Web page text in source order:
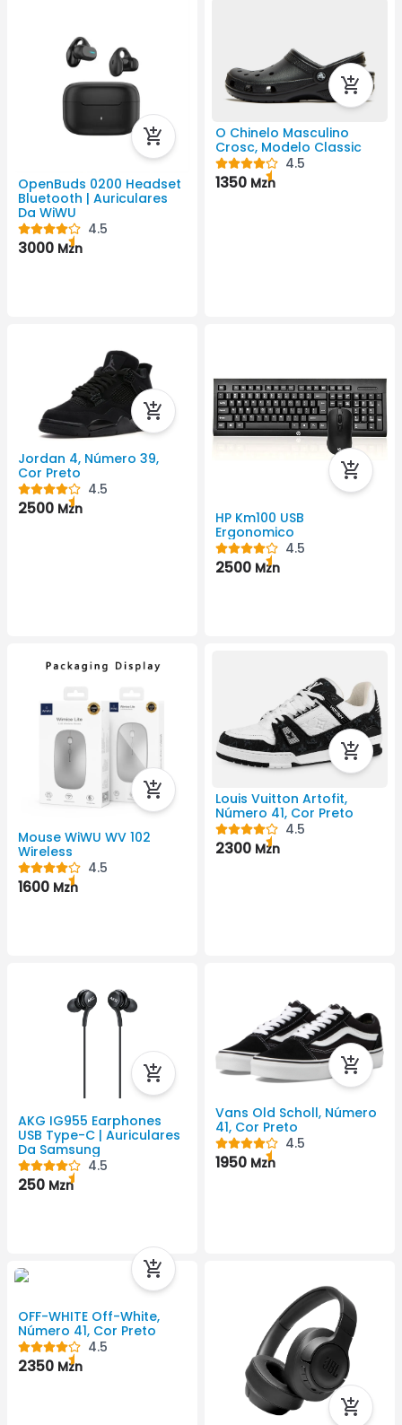
OpenBuds 0200 Headset
Bluetooth | Auriculares
Da WiWU
4.5
3000 Mzn
O Chinelo Masculino
Crosc, Modelo Classic
4.5
1350 Mzn
Jordan 4, Número 39,
Cor Preto
4.5
2500 Mzn
HP Km100 USB
Ergonomico
4.5
2500 Mzn
Mouse WiWU WV 102
Wireless
4.5
1600 Mzn
Louis Vuitton Artofit,
Número 41, Cor Preto
4.5
2300 Mzn
AKG IG955 Earphones
USB Type-C | Auriculares
Da Samsung
4.5
250 Mzn
Vans Old Scholl, Número
41, Cor Preto
4.5
1950 Mzn
OFF-WHITE Off-White,
Número 41, Cor Preto
4.5
2350 Mzn